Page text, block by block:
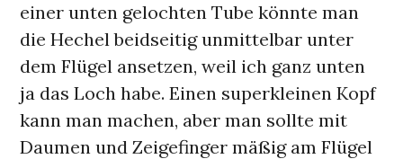
einer unten gelochten Tube könnte man
die Hechel beidseitig unmittelbar unter
dem Flügel ansetzen, weil ich ganz unten
ja das Loch habe. Einen superkleinen Kopf
kann man machen, aber man sollte mit
Daumen und Zeigefinger mäßig am Flügel